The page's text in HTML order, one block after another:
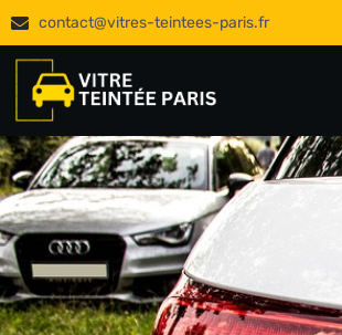
contact@vitres-teintees-paris.fr